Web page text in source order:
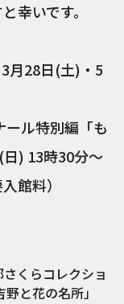
幸いです。
月28日(土)・5
ル特別編「も
) 13時30分～
館料）
くらコレクショ
と花の名所」